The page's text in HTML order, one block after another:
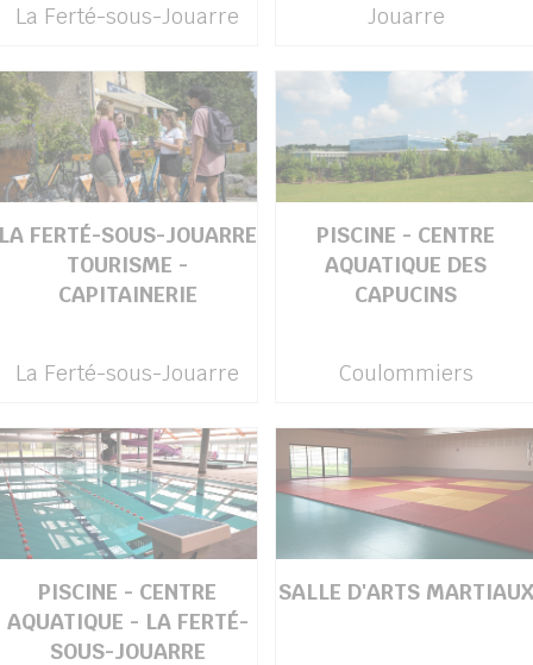
La Ferté-sous-Jouarre Jouarre
FERTÉ-SOUS-JOUARRE
TOURISME -
CAPITAINERIE
La Ferté-sous-Jouarre
PISCINE - CENTRE
AQUATIQUE DES
CAPUCINS
Coulommiers
PISCINE - CENTRE
AQUATIQUE - LA FERTÉ-
SOUS-JOUARRE
SALLE D'ARTS MARTIAUX